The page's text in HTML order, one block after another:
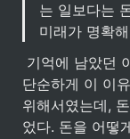
는 일보다는
미래가 명확
단순하게 이 이
위해서였는데,
었다. 돈을 어떻